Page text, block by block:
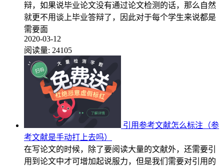
辩，如果说毕业论文没有通过论文检测的话，那么自然
就更不用谈上毕业答辩了，因此对于每个学生来说都是
需要面
2020-03-12
阅读量: 24105
引用参考文献怎么标注（参
考文献是手动打上去吗）
在写论文的时候，除了要阅读大量的文献外，还需要引
用到论文中才可增加起说服力，但是我们需要对引用的